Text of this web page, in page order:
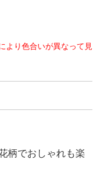
より色合いが異なって見
柄でおしゃれも楽